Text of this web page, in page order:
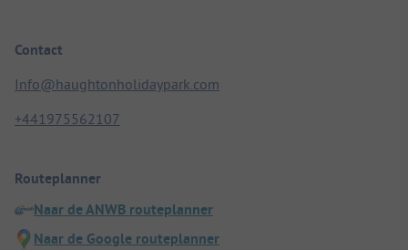
Contact
Info@haughtonholidaypark.com
+441975562107
Routeplanner
Naar de ANWB routeplanner
Naar de Google routeplanner